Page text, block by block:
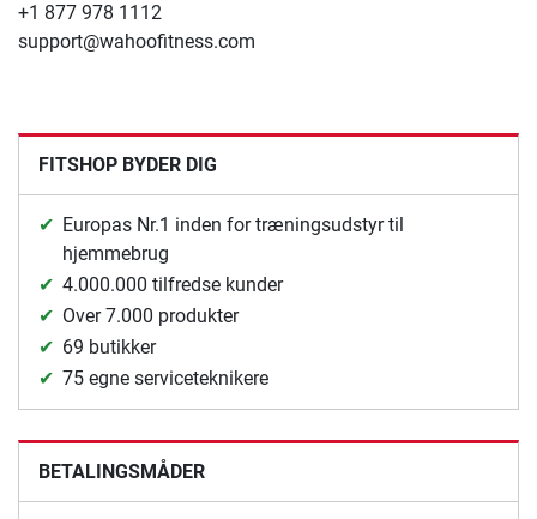
+1 877 978 1112
support@wahoofitness.com
FITSHOP BYDER DIG
Europas Nr.1 inden for træningsudstyr til
hjemmebrug
4.000.000 tilfredse kunder
Over 7.000 produkter
69 butikker
75 egne serviceteknikere
BETALINGSMÅDER